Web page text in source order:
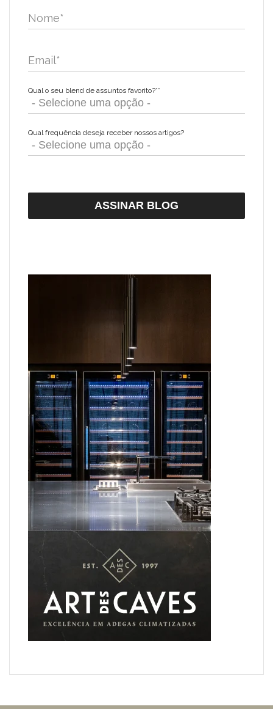
Nome*
Email*
Qual o seu blend de assuntos favorito?**
Qual frequência deseja receber nossos artigos?